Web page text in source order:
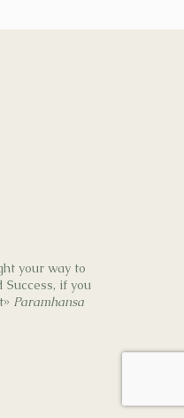
your way to
Success, if you
Paramhansa